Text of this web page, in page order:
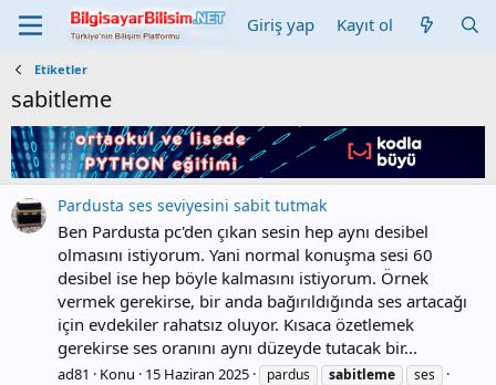
Giriş yap Kayıt ol
Etiketler
sabitleme
Pardusta ses seviyesini sabit tutmak
Ben Pardusta pc'den çıkan sesin hep aynı desibel
olmasını istiyorum. Yani normal konuşma sesi 60
desibel ise hep böyle kalmasını istiyorum. Örnek
vermek gerekirse, bir anda bağırıldığında ses artacağı
için evdekiler rahatsız oluyor. Kısaca özetlemek
gerekirse ses oranını aynı düzeyde tutacak bir...
ad81 Konu 15 Haziran 2025 pardus sabitleme ses